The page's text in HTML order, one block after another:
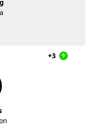
+3